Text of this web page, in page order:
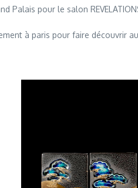
Palais pour le salon
à paris pour faire